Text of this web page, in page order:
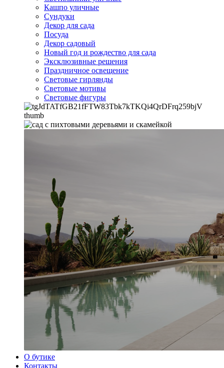
Кашпо уличные
Сундуки
Декор для сада
Посуда
Декор садовый
Новый год и рождество для сада
Эксклюзивные решения
Праздничное освещение
Световые гирлянды
Световые мотивы
Световые фигуры
О бутике
Контакты